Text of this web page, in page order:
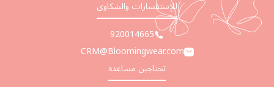
للإستفسارات والشكاوى
920014665
CRM@Bloomingwear.com
تحتاجين مساعدة